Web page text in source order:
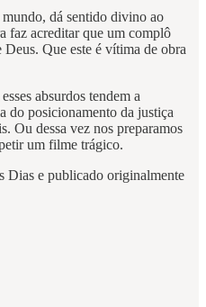
dá sentido divino ao
faz acreditar que um complô
Que este é vítima de obra
absurdos tendem a
do posicionamento da justiça
Ou dessa vez nos preparamos
um filme trágico.
Dias e publicado originalmente